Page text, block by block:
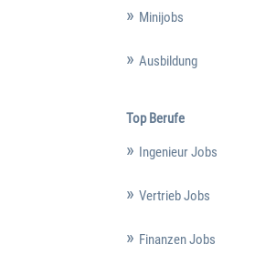
Minijobs
Ausbildung
Top Berufe
Ingenieur Jobs
Vertrieb Jobs
Finanzen Jobs